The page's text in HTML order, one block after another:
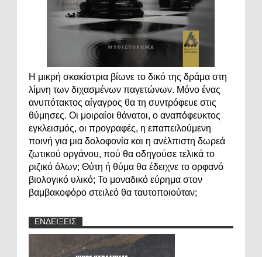
Η μικρή σκακίστρια βίωνε το δικό της δράμα στη
λίμνη των διχασμένων παγετώνων. Μόνο ένας
ανυπότακτος αίγαγρος θα τη συντρόφευε στις
θύμησες. Οι μοιραίοι θάνατοι, ο αναπόφευκτος
εγκλεισμός, οι προγραφές, η επαπειλούμενη
ποινή για μια δολοφονία και η ανέλπιστη δωρεά
ζωτικού οργάνου, πού θα οδηγούσε τελικά το
ριζικό όλων; Θύτη ή θύμα θα έδειχνε το ορφανό
βιολογικό υλικό; Το μοναδικό εύρημα στον
βαμβακοφόρο στειλεό θα ταυτοποιούταν;
ΕΝΔΕΙΞΕΙΣ